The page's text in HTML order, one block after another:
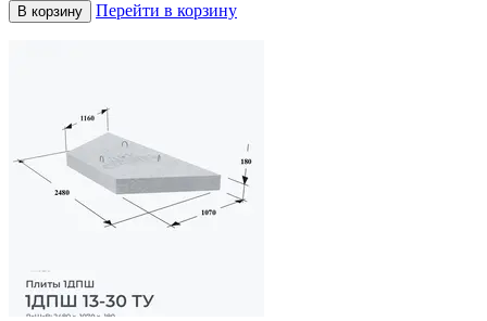
В корзину Перейти в корзину